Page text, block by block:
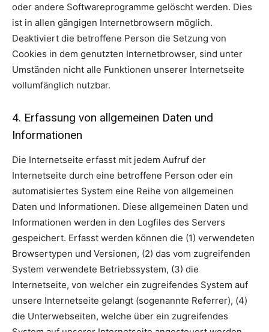
oder andere Softwareprogramme gelöscht werden. Dies
ist in allen gängigen Internetbrowsern möglich.
Deaktiviert die betroffene Person die Setzung von
Cookies in dem genutzten Internetbrowser, sind unter
Umständen nicht alle Funktionen unserer Internetseite
vollumfänglich nutzbar.
4. Erfassung von allgemeinen Daten und
Informationen
Die Internetseite erfasst mit jedem Aufruf der
Internetseite durch eine betroffene Person oder ein
automatisiertes System eine Reihe von allgemeinen
Daten und Informationen. Diese allgemeinen Daten und
Informationen werden in den Logfiles des Servers
gespeichert. Erfasst werden können die (1) verwendeten
Browsertypen und Versionen, (2) das vom zugreifenden
System verwendete Betriebssystem, (3) die
Internetseite, von welcher ein zugreifendes System auf
unsere Internetseite gelangt (sogenannte Referrer), (4)
die Unterwebseiten, welche über ein zugreifendes